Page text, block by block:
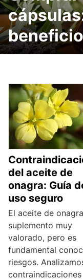
del aceite de
onagra: Guía
uso seguro
El aceite de
suplemento muy
valorado, pero es
fundamental
riesgos.
contraindicaciones